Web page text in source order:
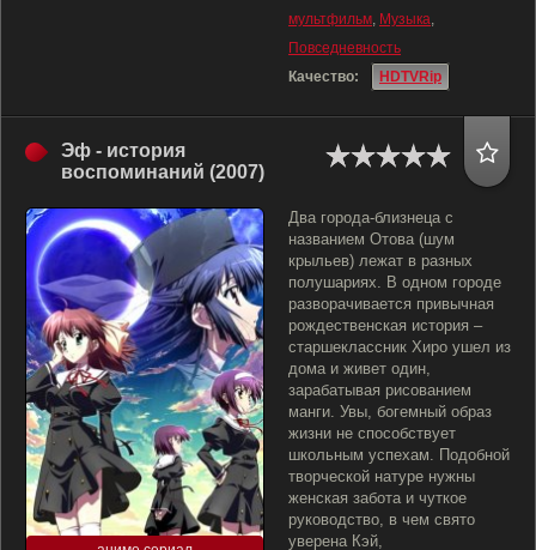
мультфильм, Музыка,
Повседневность
Качество:
HDTVRip
Эф - история
воспоминаний (2007)
Два города-близнеца с
названием Отова (шум
крыльев) лежат в разных
полушариях. В одном городе
разворачивается привычная
рождественская история –
старшеклассник Хиро ушел из
дома и живет один,
зарабатывая рисованием
манги. Увы, богемный образ
жизни не способствует
школьным успехам. Подобной
творческой натуре нужны
женская забота и чуткое
руководство, в чем свято
уверена Кэй,